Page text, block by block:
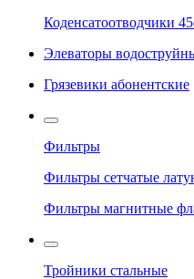
Коденсатоотводчики
Элеваторы
Грязевики абонентские
Фильтры
Фильтры сетчатые
Фильтры магнитные
Тройники стальные